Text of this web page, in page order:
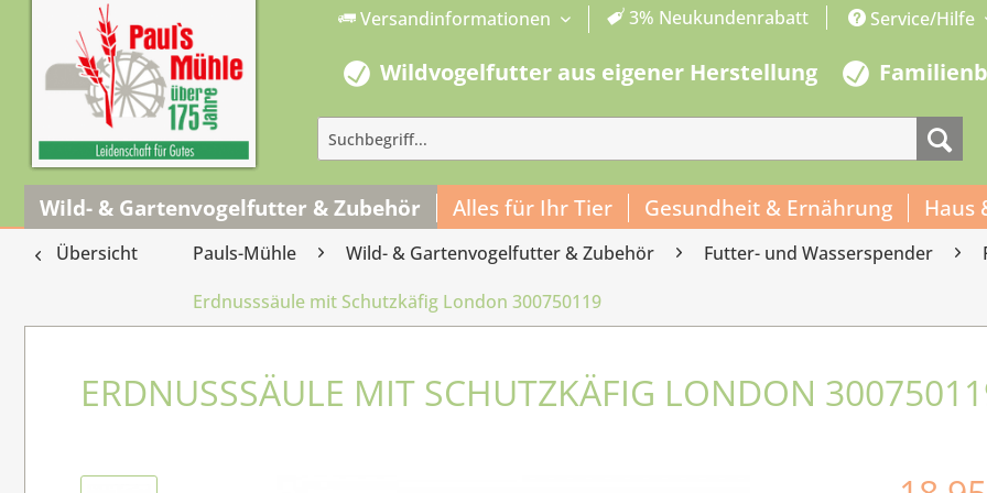
Versandinformationen 3% Neukundenrabatt Service/Hilfe
Wildvogelfutter aus eigener Herstellung
Wild- & Gartenvogelfutter & Zubehör Alles für Ihr Tier Gesundheit & Ernährung Haus
Übersicht Pauls-Mühle Wild- & Gartenvogelfutter & Zubehör Futter- und Wasserspender
Erdnusssäule mit Schutzkäfig London 300750119
ERDNUSSSÄULE MIT SCHUTZKÄFIG LONDON